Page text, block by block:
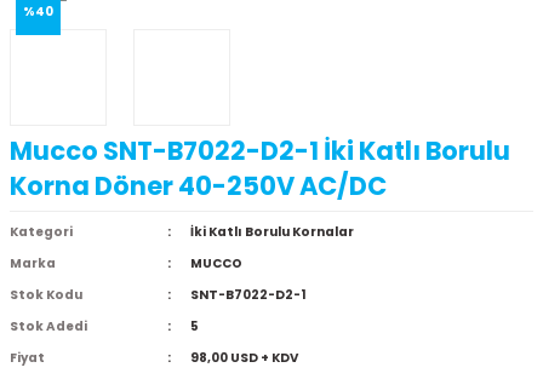
%40
Mucco SNT-B7022-D2-1 İki Katlı Borulu
Korna Döner 40-250V AC/DC
Kategori
İki Katlı Borulu Kornalar
Marka
MUCCO
Stok Kodu
SNT-B7022-D2-1
Stok Adedi
5
Fiyat
98,00 USD + KDV